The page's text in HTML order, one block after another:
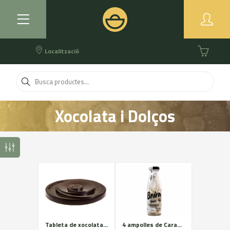
Localització
Xocolata i Dolços
Tableta de xocolata artesana
4 ampolles de Caramels amb gust de boira